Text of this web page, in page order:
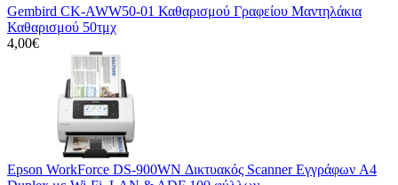
Gembird CK-AWW50-01 Καθαρισμού Γραφείου Μαντηλάκια
Καθαρισμού 50τμχ
4,00€
Epson WorkForce DS-900WN Δικτυακός Scanner Εγγράφων A4